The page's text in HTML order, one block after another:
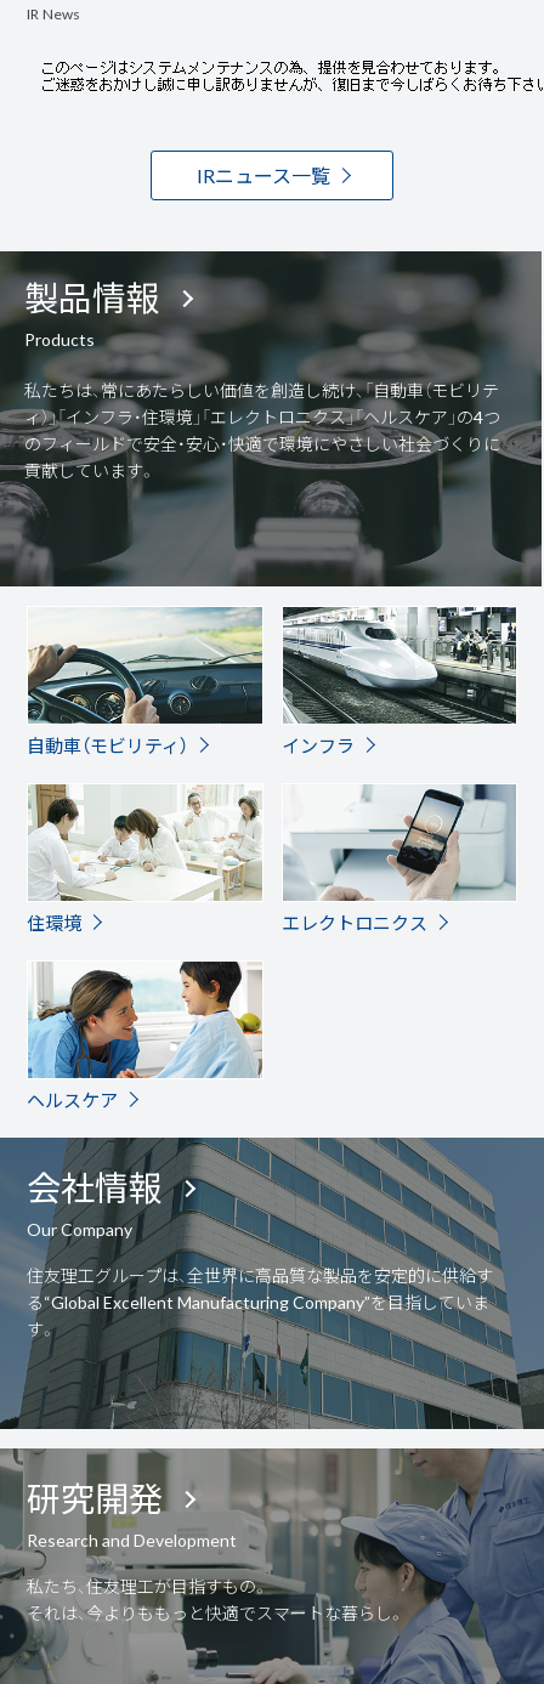
IR News
IRニュース一覧
製品情報
Products
私たちは、常にあたらしい価値を創造し続け、「自動車（モビリテ
ィ）」「インフラ・住環境」「エレクトロニクス」「ヘルスケア」の4つ
のフィールドで安全・安心・快適で環境にやさしい社会づくりに
貢献しています。
自動車（モビリティ） インフラ
住環境 エレクトロニクス
ヘルスケア
会社情報
Our Company
住友理工グループは、全世界に高品質な製品を安定的に供給す
る“Global Excellent Manufacturing Company”を目指していま
す。
研究開発
Research and Development
私たち、住友理工が目指すもの。
それは、今よりももっと快適でスマートな暮らし。